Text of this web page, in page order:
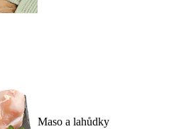
Maso a lahůdky